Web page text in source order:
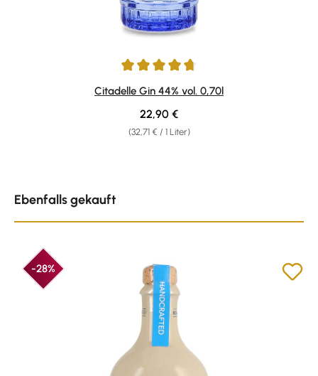
Durchschnittliche Bewertung von 4.8 von 5 Sternen
Citadelle Gin 44% vol. 0,70l
(32,71 € / 1 Liter)
Regulärer Preis:
22,90 €
Ebenfalls gekauft
-28%